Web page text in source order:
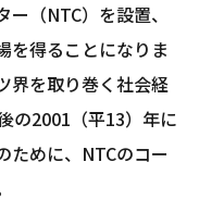
（NTC）を設置、
を得ることになりま
界を取り巻く社会経
の2001（平13）年に
ために、NTCのコー